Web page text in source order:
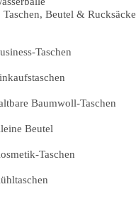
Taschen, Beutel & Rucksäcke
Taschen
Baumwoll-Taschen
Beutel
Taschen